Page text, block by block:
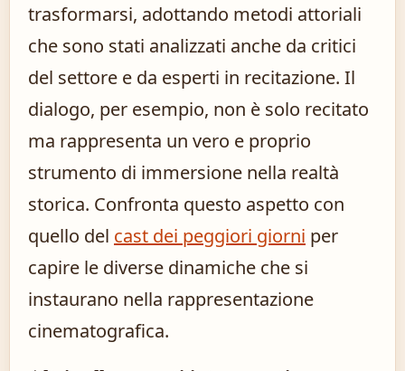
trasformarsi, adottando metodi attoriali
che sono stati analizzati anche da critici
del settore e da esperti in recitazione. Il
dialogo, per esempio, non è solo recitato
ma rappresenta un vero e proprio
strumento di immersione nella realtà
storica. Confronta questo aspetto con
quello del cast dei peggiori giorni per
capire le diverse dinamiche che si
instaurano nella rappresentazione
cinematografica.